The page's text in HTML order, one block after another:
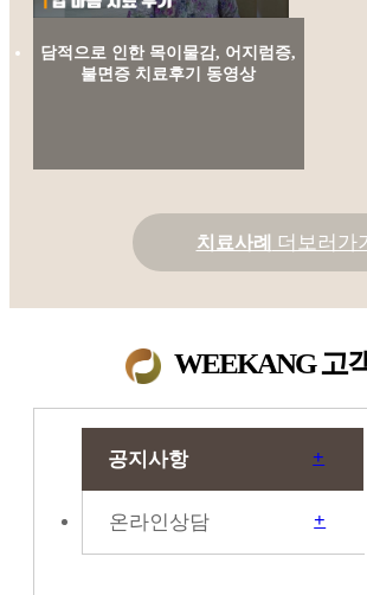
담적으로 인한 목이물감, 어지럼증,
불면증 치료후기 동영상
치료사례 더보러가기
WEEKANG고
공지사항 +
온라인상담 +